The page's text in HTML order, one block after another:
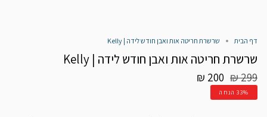
דף הבית שרשרת חריטה אות ואבן חודש לידה | Kelly
שרשרת חריטה אות ואבן חודש לידה | Kelly
200 ₪מחיר
רגיל
299 ₪
33%הנחה